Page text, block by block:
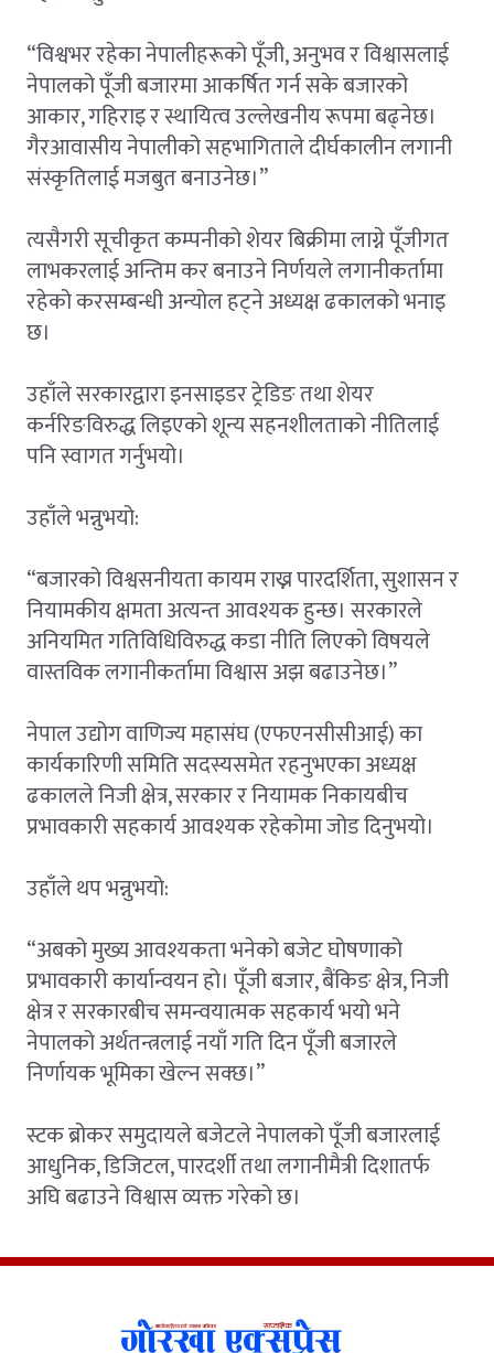
“विश्वभर रहेका नेपालीहरूको पूँजी, अनुभव र विश्वासलाई
नेपालको पूँजी बजारमा आकर्षित गर्न सके बजारको
आकार, गहिराइ र स्थायित्व उल्लेखनीय रूपमा बढ्नेछ।
गैरआवासीय नेपालीको सहभागिताले दीर्घकालीन लगानी
संस्कृतिलाई मजबुत बनाउनेछ।”
त्यसैगरी सूचीकृत कम्पनीको शेयर बिक्रीमा लाग्ने पूँजीगत
लाभकरलाई अन्तिम कर बनाउने निर्णयले लगानीकर्तामा
रहेको करसम्बन्धी अन्योल हट्ने अध्यक्ष ढकालको भनाइ
छ।
उहाँले सरकारद्वारा इनसाइडर ट्रेडिङ तथा शेयर
कर्नरिङविरुद्ध लिइएको शून्य सहनशीलताको नीतिलाई
पनि स्वागत गर्नुभयो।
उहाँले भन्नुभयो:
“बजारको विश्वसनीयता कायम राख्न पारदर्शिता, सुशासन र
नियामकीय क्षमता अत्यन्त आवश्यक हुन्छ। सरकारले
अनियमित गतिविधिविरुद्ध कडा नीति लिएको विषयले
वास्तविक लगानीकर्तामा विश्वास अझ बढाउनेछ।”
नेपाल उद्योग वाणिज्य महासंघ (एफएनसीसीआई) का
कार्यकारिणी समिति सदस्यसमेत रहनुभएका अध्यक्ष
ढकालले निजी क्षेत्र, सरकार र नियामक निकायबीच
प्रभावकारी सहकार्य आवश्यक रहेकोमा जोड दिनुभयो।
उहाँले थप भन्नुभयो:
“अबको मुख्य आवश्यकता भनेको बजेट घोषणाको
प्रभावकारी कार्यान्वयन हो। पूँजी बजार, बैंकिङ क्षेत्र, निजी
क्षेत्र र सरकारबीच समन्वयात्मक सहकार्य भयो भने
नेपालको अर्थतन्त्रलाई नयाँ गति दिन पूँजी बजारले
निर्णायक भूमिका खेल्न सक्छ।”
स्टक ब्रोकर समुदायले बजेटले नेपालको पूँजी बजारलाई
आधुनिक, डिजिटल, पारदर्शी तथा लगानीमैत्री दिशातर्फ
अघि बढाउने विश्वास व्यक्त गरेको छ।